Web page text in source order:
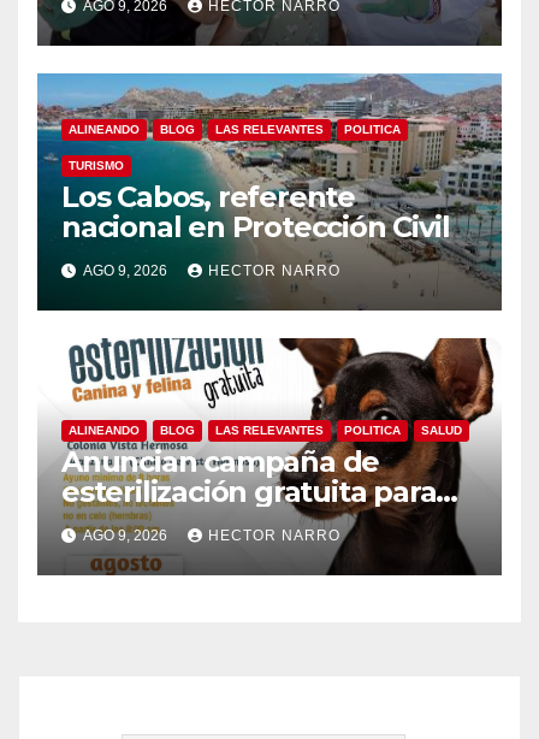
AGO 9, 2026 HECTOR NARRO
ALINEANDO BLOG LAS RELEVANTES POLITICA
TURISMO
Los Cabos, referente
nacional en Protección Civil
AGO 9, 2026 HECTOR NARRO
ALINEANDO BLOG LAS RELEVANTES POLITICA SALUD
Anuncian campaña de
esterilización gratuita para
perros y gatos en San José
del Cabo
AGO 9, 2026 HECTOR NARRO